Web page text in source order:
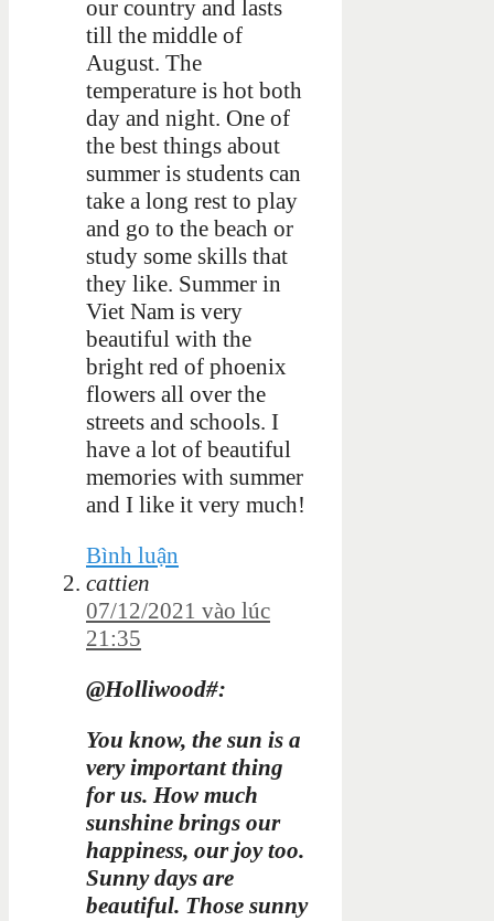
our country and lasts
till the middle of
August. The
temperature is hot both
day and night. One of
the best things about
summer is students can
take a long rest to play
and go to the beach or
study some skills that
they like. Summer in
Viet Nam is very
beautiful with the
bright red of phoenix
flowers all over the
streets and schools. I
have a lot of beautiful
memories with summer
and I like it very much!
Bình luận
cattien
07/12/2021 vào lúc
21:35
@Holliwood#:
You know, the sun is a
very important thing
for us. How much
sunshine brings our
happiness, our joy too.
Sunny days are
beautiful. Those sunny